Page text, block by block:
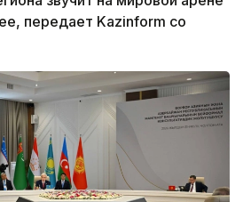
передает Kazinform со